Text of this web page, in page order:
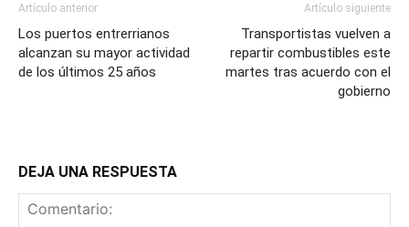
Artículo anterior
Los puertos entrerrianos
alcanzan su mayor actividad
de los últimos 25 años
Artículo siguiente
Transportistas vuelven a
repartir combustibles este
martes tras acuerdo con el
gobierno
DEJA UNA RESPUESTA